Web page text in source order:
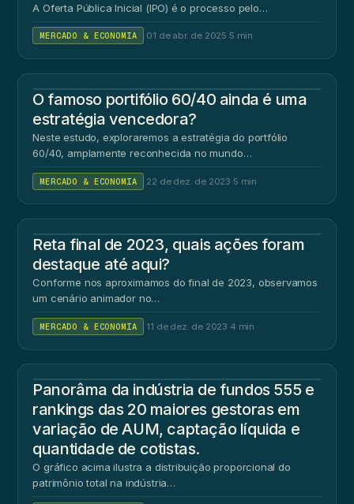
A Oferta Pública Inicial (IPO) é o processo pelo…
MERCADO & ECONOMIA 01 de abr. de 2025 5 min
O famoso portifólio 60/40 ainda é uma
estratégia vencedora?
Neste estudo, exploraremos a estratégia do portfólio
60/40, amplamente reconhecida no mundo…
MERCADO & ECONOMIA 22 de dez. de 2023 5 min
Reta final de 2023, quais ações foram
destaque até aqui?
Conforme nos aproximamos do final de 2023, observamos
um cenário animador no…
MERCADO & ECONOMIA 11 de dez. de 2023 4 min
Panorâma da indústria de fundos 555 e
rankings das 20 maiores gestoras em
variação de AUM, captação líquida e
quantidade de cotistas.
O gráfico acima ilustra a distribuição proporcional do
patrimônio total na indústria…